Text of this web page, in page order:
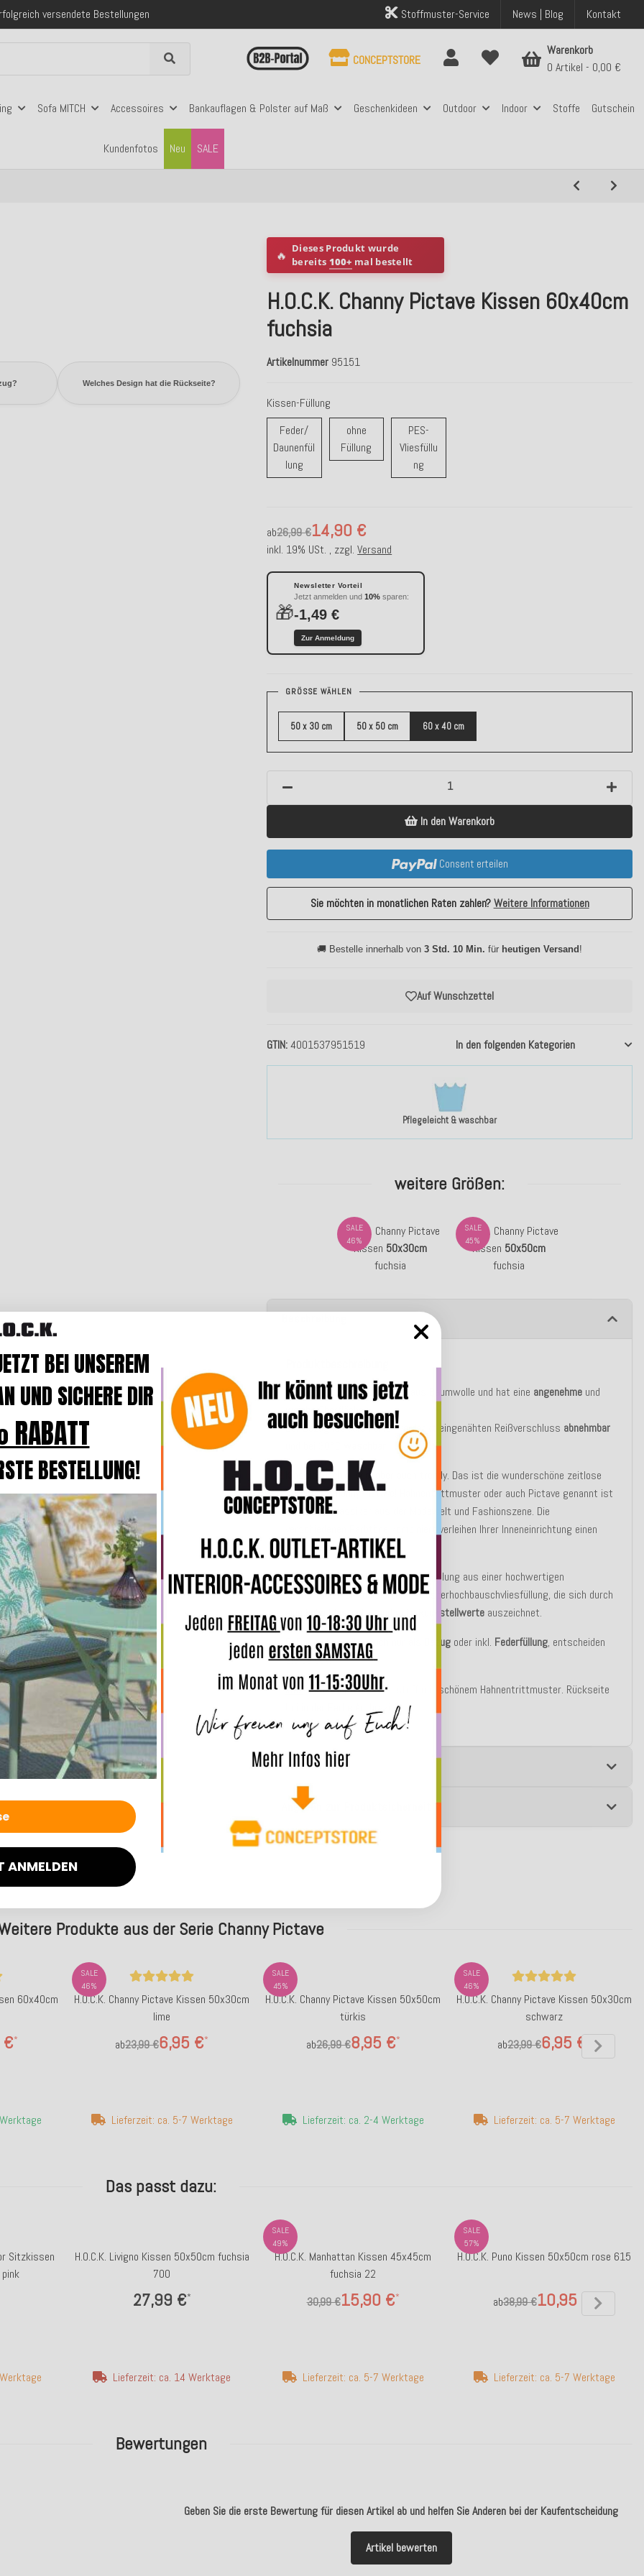
Klarna, PayPal & Amazon Pay
Deutschlands ab 99€ Bestellwert
Stoffmuster-Service News | Blog Kontakt
Sofa MITCH Accessoires Bankauflagen & Polster auf Maß Geschenkideen Outdoor Indoor Stoffe Gutschein
Kundenfotos SALE
Neu
CONCEPTSTORE
Warenkorb
0 Artikel
0,00 €
Welches Design hat die Rückseite?
🔥
Dieses Produkt wurde
bereits 100+ mal bestellt
H.O.C.K. Channy Pictave Kissen 60x40cm
fuchsia
Artikelnummer 95151
Pflegeleicht & waschbar
GTIN 4001537951519 In den folgenden Kategorien
Kissen-Füllung
Feder/
Daunenfül
lungFeder/ Daunenfüllung
ohne
Füllung ohne Füllung
PES-
Vliesfüllu
ngPES-Vliesfüllung
ab 14,90 €
26,99 €
inkl. 19% USt. , zzgl.Versand
🎁
Newsletter Vorteil
Jetzt anmelden und10% sparen:
-1,49 €
Zur Anmeldung
Auf Wunschzettel
GRÖSSE WÄHLEN
50 x 30 cm 50 x 50 cm 60 x 40 cm
In den Warenkorb
Consent erteilen
Sie möchten in monatlichen Raten zahlen?Weitere Informationen
🚚 Bestelle innerhalb von3 Std. 10 Min. für heutigen Versand !
weitere Größen:
SALE
46%
H.O.C.K. Channy Pictave
Kissen 50x30cm
fuchsia
SALE
45%
H.O.C.K. Channy Pictave
Kissen 50x50cm
fuchsia
Der Bezug besteht zu 100% aus Baumwolle und hat eine angenehme und
weicheOberfläche.
Der Bezug ist durch einen verdeckt eingenähten Reißverschluss abnehmbar
Klassisch, chic, edel aber auch trendy. Das ist die wunderschöne zeitlose
Kollektion Channy Pictave! Hahnentrittmuster oder auch Pictave genannt ist
ein echter Klassiker aus der Modewelt und Fashionszene. Die
verschiedenen Farbtöne kombiniert verleihen Ihrer Inneneinrichtung einen
stylischen Look.
In der Basic Variante besteht die Füllung aus einer hochwertigen
komfortablen silikonisierten Polyesterhochbauschvliesfüllung, die sich durch
hohe Elastizitätund gute Rückstellwerte auszeichnet.
Online zu bestellen auch nur als
Bezug oder inkl. Federfüllung, entscheiden
Sie selbst!
Info:Vorderseite aus Webstoff mit schönem Hahnentrittmuster. Rückseite
Uni in der Farbe Anthrazit.
Merkmale
Angaben zur Produktsicherheit
Bewertungen
Geben Sie die erste Bewertung für diesen Artikel ab und helfen Sie Anderen bei der Kaufentscheidung
Artikel bewerten
Produkte aus der Serie Channy Pictave
60x40cm
*
SALE
46%
H.O.C.K. Channy Pictave Kissen 50x30cm
lime
ab
6,95 €*
23,99 €
Lieferzeit: ca. 5-7 Werktage
SALE
45%
H.O.C.K. Channy Pictave Kissen 50x50cm
türkis
ab
8,95 €*
26,99 €
Lieferzeit: ca. 2-4 Werktage
SALE
46%
H.O.C.K. Channy Pictave Kissen 50x30cm
schwarz
ab
6,95 €
23,99 €
Lieferzeit: ca. 5-7 Werktage
Das passt dazu:
Sitzkissen
H.O.C.K. Livigno Kissen 50x50cm fuchsia
700
27,99 €*
Lieferzeit: ca. 14 Werktage
SALE
49%
H.O.C.K. Manhattan Kissen 45x45cm
fuchsia 22
15,90 €*
30,99 €
Lieferzeit: ca. 5-7 Werktage
SALE
57%
H.O.C.K. Puno Kissen 50x50cm rose 615
ab 10,95 € *
38,99 €
Lieferzeit: ca. 5-7 Werktage
BEI UNSEREM
UND SICHERE DIR
BESTELLUNG!
ANMELDEN